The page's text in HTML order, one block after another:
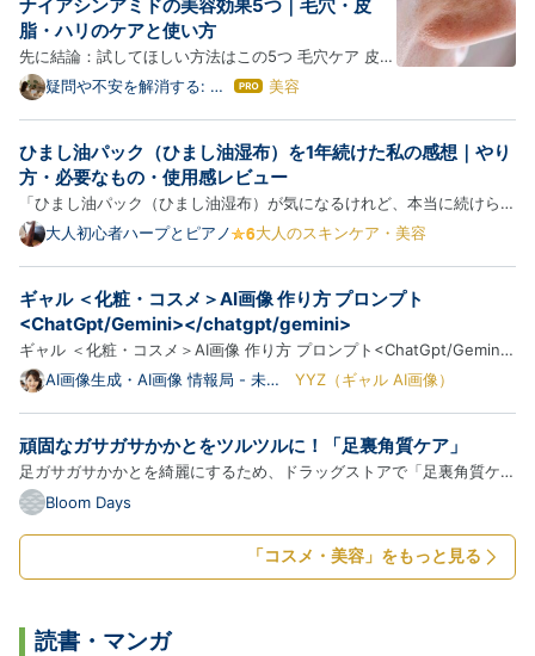
ナイアシンアミドの美容効果5つ｜毛穴・皮
脂・ハリのケアと使い方
先に結論：試してほしい方法はこの5つ 毛穴ケア 皮脂
調整 たるみが気になるときのケア ハリケア テカリ肌
の美容効果、実はこれが多いんです ナイアシンアミド
を…
疑問や不安を解消する: 悩
は
ブ
ロ
グ
Pro
美容
ひまし油パック（ひまし油湿布）を1年続けた私の感想｜やり
方・必要なもの・使用感レビュー
「ひまし油パック（ひまし油湿布）が気になるけれど、本当に続けられ
るの？何を準備すればいいの？」 私も最初はまったく同じ疑問を持っ
大人初心者ハープとピアノ 大人のスキンケア・美容
ギャル ＜化粧・コスメ＞AI画像 作り方 プロンプト
<ChatGpt/Gemini></chatgpt/gemini>
ギャル ＜化粧・コスメ＞AI画像 作り方 プロンプト<ChatGpt/Gemini>
ギャル ＜化粧・コスメ＞AI画像 作り方 プロンプト<ChatGpt/Gemini>
方 プロンプト」の効果的な実践</chatgpt/gemini>
</chatgpt/gemini>…
AI画像生成・AI画像 情報局 - 未来
YYZ（ギャル AI画像）
頑固なガサガサかかとをツルツルに！「足裏角質ケア」
足ガサガサかかとを綺麗にするため、ドラッグストアで「足裏角質ケ
ア」を買ってきました。 どれくらいガサガサかというと、コレくらい
けでツルツルには戻らず・・・。 ドクターショール（電動削り器…
Bloom Days
「コスメ・美容」をもっと見る
読書・マンガ